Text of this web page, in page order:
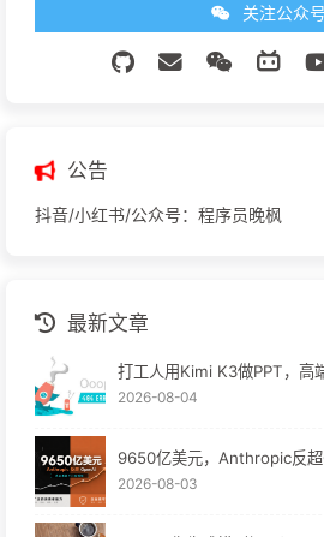
关注公众号
公告
抖音/小红书/公众号：程序员晚枫
最新文章
打工人用Kimi K3做PPT，高
2026-08-04
9650亿美元，Anthropic反
2026-08-03